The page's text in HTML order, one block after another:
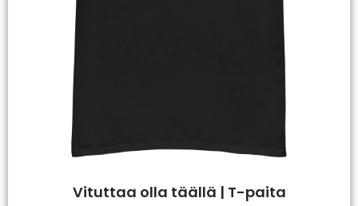
Vituttaa olla täällä | T-paita